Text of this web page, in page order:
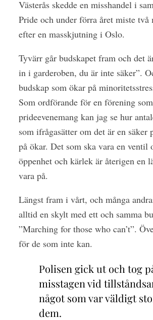
Västerås skedde en misshandel i
Pride och under förra året miste två
efter en masskjutning i Oslo.
Tyvärr går budskapet fram och det
in i garderoben, du är inte säker”.
budskap som ökar på
Som ordförande för en förening
prideevenemang kan jag se hur
som ifrågasätter om det är en säker
på ökar. Det som ska vara en ventil
öppenhet och kärlek är återigen en
vara på.
Längst fram i vårt, och många
alltid en skylt med ett och samma
”Marching for those who can’t”.
för de som inte kan.
Polisen gick ut och tog
misstagen vid
något som var väldigt
dem.